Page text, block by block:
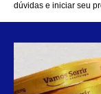
dúvidas e iniciar seu